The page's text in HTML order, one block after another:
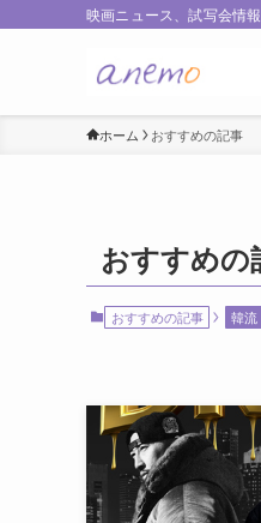
映画ニュース、試写会情
ホーム おすすめの記事
おすすめの
おすすめの記事 韓流